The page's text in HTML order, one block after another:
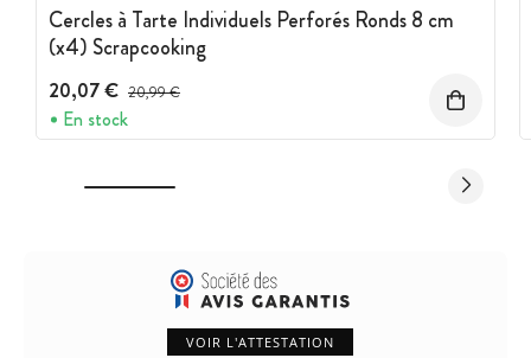
Cercles à Tarte Individuels Perforés Ronds 8 cm
(x4) Scrapcooking
20,07 € Prix avant réduction :
20,99 €
En stock
VOIR L'ATTESTATION